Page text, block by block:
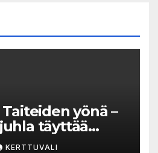
yönä –
täyttää
KERTTUVALI